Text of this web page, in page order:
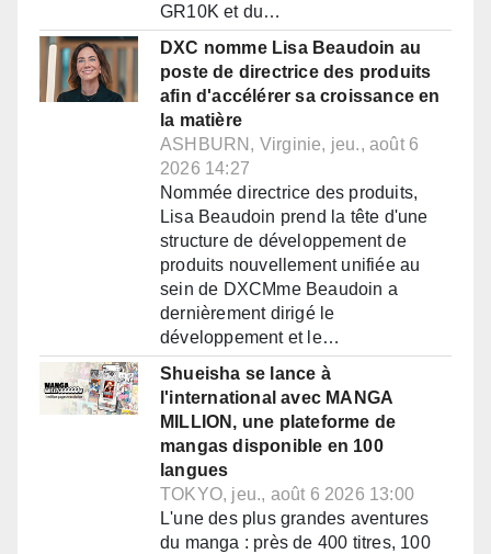
GR10K et du…
DXC nomme Lisa Beaudoin au
poste de directrice des produits
afin d'accélérer sa croissance en
la matière
ASHBURN, Virginie, jeu., août 6
2026 14:27
Nommée directrice des produits,
Lisa Beaudoin prend la tête d'une
structure de développement de
produits nouvellement unifiée au
sein de DXCMme Beaudoin a
dernièrement dirigé le
développement et le…
Shueisha se lance à
l'international avec MANGA
MILLION, une plateforme de
mangas disponible en 100
langues
TOKYO, jeu., août 6 2026 13:00
L'une des plus grandes aventures
du manga : près de 400 titres, 100